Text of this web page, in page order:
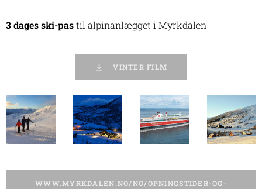
3 dages ski-pastil alpinanlægget i Myrkdalen
VINTER FILM
WWW.MYRKDALEN.NO/NO/OPNINGSTIDER-OG-